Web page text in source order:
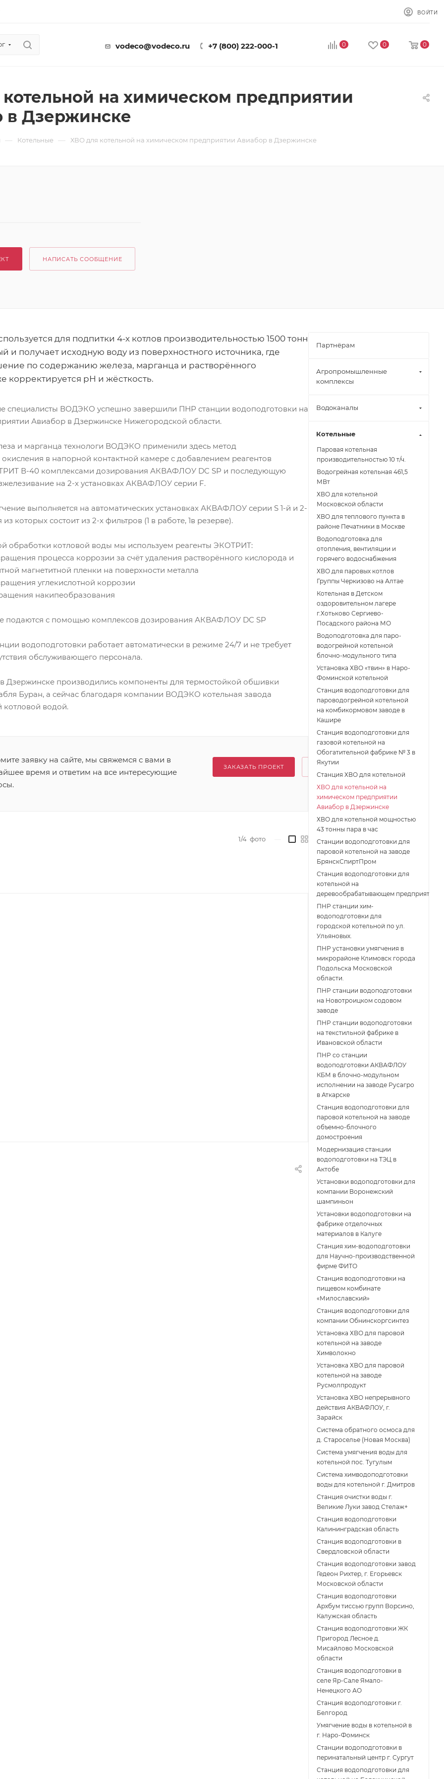
ВОЙТИ
vodeco@vodeco.ru +7 (800) 222-000-1 0 0 0
на химическом предприятии
в Дзержинске
— Котельные — ХВО для котельной на химическом предприятии Авиабор в Дзержинске
НАПИСАТЬ СООБЩЕНИЕ
для подпитки 4-х котлов производительностью 1500 тонн
и получает исходную воду из поверхностного источника, где
по содержанию железа, марганца и растворённого
корректируется рН и жёсткость.
специалисты ВОДЭКО успешно завершили ПНР станции водоподготовки на
Авиабор в Дзержинске Нижегородской области.
и марганца технологи ВОДЭКО применили здесь метод
в напорной контактной камере с добавлением реагентов
В-40 комплексами дозирования АКВАФЛОУ DC SP и последующую
на 2-х установках АКВАФЛОУ серии F.
выполняется на автоматических установках АКВАФЛОУ серии S 1-й и 2-
которых состоит из 2-х фильтров (1 в работе, 1в резерве).
обработки котловой воды мы используем реагенты ЭКОТРИТ:
процесса коррозии за счёт удаления растворённого кислорода и
магнетитной пленки на поверхности металла
углекислотной коррозии
накипеобразования
подаются с помощью комплексов дозирования АКВАФЛОУ DC SP
водоподготовки работает автоматически в режиме 24/7 и не требует
обслуживающего персонала.
Дзержинске производились компоненты для термостойкой обшивки
Буран, а сейчас благодаря компании ВОДЭКО котельная завода
котловой водой.
заявку на сайте, мы свяжемся с вами в
время и ответим на все интересующие
ЗАКАЗАТЬ ПРОЕКТ
1/4 фото
Партнёрам
Агропромышленные
комплексы
Водоканалы
Котельные
Паровая котельная
производительностью 10 т/ч.
Водогрейная котельная 461,5
МВт
ХВО для котельной
Московской области
ХВО для теплового пункта в
районе Печатники в Москве
Водоподготовка для
отопления, вентиляции и
горячего водоснабжения
ХВО для паровых котлов
Группы Черкизово на Алтае
Котельная в Детском
оздоровительном лагере
г.Хотьково Сергиево-
Посадского района МО
Водоподготовка для паро-
водогрейной котельной
блочно-модульного типа
Установка ХВО «твин» в Наро-
Фоминской котельной
Станция водоподготовки для
пароводогрейной котельной
на комбикормовом заводе в
Кашире
Станция водоподготовки для
газовой котельной на
Обогатительной фабрике № 3 в
Якутии
Станция ХВО для котельной
ХВО для котельной на
химическом предприятии
Авиабор в Дзержинске
ХВО для котельной мощностью
43 тонны пара в час
Станции водоподготовки для
паровой котельной на заводе
БрянскСпиртПром
Станция водоподготовки для
котельной на
деревообрабатывающем предприятии
ПНР станции хим-
водоподготовки для
городской котельной по ул.
Ульяновых.
ПНР установки умягчения в
микрорайоне Климовск города
Подольска Московской
области.
ПНР станции водоподготовки
на Новотроицком содовом
заводе
ПНР станции водоподготовки
на текстильной фабрике в
Ивановской области
ПНР со станции
водоподготовки АКВАФЛОУ
КБМ в блочно-модульном
исполнении на заводе Русагро
в Аткарске
Станция водоподготовки для
паровой котельной на заводе
объемно-блочного
домостроения
Модернизация станции
водоподготовки на ТЭЦ в
Актобе
Установки водоподготовки для
компании Воронежский
шампиньон
Установки водоподготовки на
фабрике отделочных
материалов в Калуге
Станция хим-водоподготовки
для Научно-производственной
фирме ФИТО
Станция водоподготовки на
пищевом комбинате
«Милославский»
Станция водоподготовки для
компании Обнинскоргсинтез
Установка ХВО для паровой
котельной на заводе
Химволокно
Установка ХВО для паровой
котельной на заводе
Русмолпродукт
Установка ХВО непрерывного
действия АКВАФЛОУ, г.
Зарайск
Система обратного осмоса для
д. Староселье (Новая Москва)
Система умягчения воды для
котельной пос. Тугулым
Система химводоподготовки
воды для котельной г. Дмитров
Станция очистки воды г.
Великие Луки завод Стелаж+
Станция водоподготовки
Калининградская область
Станция водоподготовки в
Свердловской области
Станция водоподготовки завод
Гедеон Рихтер, г. Егорьевск
Московской области
Станция водоподготовки
Архбум тиссью групп Ворсино,
Калужская область
Станция водоподготовки ЖК
Пригород Лесное д.
Мисайлово Московской
области
Станция водоподготовки в
селе Яр-Сале Ямало-
Ненецкого АО
Станция водоподготовки г.
Белгород
Умягчение воды в котельной в
г. Наро-Фоминск
Станции водоподготовки в
перинатальный центр г. Сургут
Станция водоподготовки для